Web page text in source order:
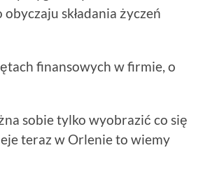
składania życzeń
finansowych w firmie, o
sobie tylko wyobrazić co się
teraz w Orlenie to wiemy